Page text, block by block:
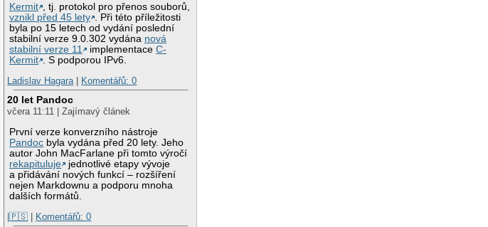
Kermit
, tj. protokol pro přenos souborů,
vznikl před 45 lety
. Při této příležitosti
byla po 15 letech od vydání poslední
stabilní verze 9.0.302 vydána nová
stabilní verze 11
implementaceC-
Kermit
. S podporou IPv6.
Ladislav Hagara| Komentářů: 0
20 let Pandoc
včera 11:11 | Zajímavý článek
První verze konverzního nástroje
Pandoc byla vydána před 20 lety. Jeho
autor John MacFarlane při tomto výročí
rekapituluje
jednotlivé etapy vývoje
a přidávání nových funkcí – rozšíření
nejen Markdownu a podporu mnoha
dalších formátů.
|🇵🇸
Komentářů: 0